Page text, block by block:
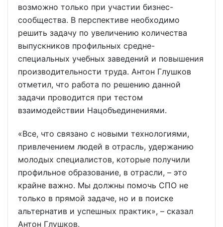
возможно только при участии бизнес-
сообщества. В перспективе необходимо
решить задачу по увеличению количества
выпускников профильных средне-
специальных учебных заведений и повышения
производительности труда. Антон Глушков
отметил, что работа по решению данной
задачи проводится при тестом
взаимодействии Нацобъединениями.
«Все, что связано с новыми технологиями,
привлечением людей в отрасль, удержанию
молодых специалистов, которые получили
профильное образование, в отрасли, – это
крайне важно. Мы должны помочь СПО не
только в прямой задаче, но и в поиске
альтернатив и успешных практик», – сказал
Антон Глушков.